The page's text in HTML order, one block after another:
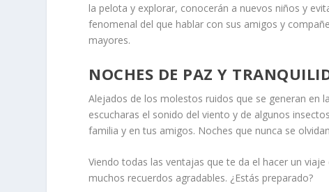
la pelota y explorar, conocerán a nuevos niños y
fenomenal del que hablar con sus amigos y
mayores.
NOCHES DE PAZ Y
Alejados de los molestos ruidos que se generan en
escucharas el sonido del viento y de algunos
familia y en tus amigos. Noches que nunca se
Viendo todas las ventajas que te da el hacer un
muchos recuerdos agradables. ¿Estás preparado?